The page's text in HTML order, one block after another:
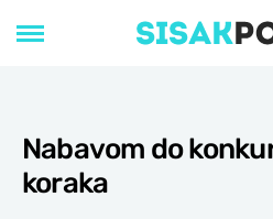
Nabavom do
koraka